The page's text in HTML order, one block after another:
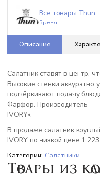
Все товары Thun
Бренд
Описание
Салатник ставят в центр,
Высокие стенки
подчёркивают подачу
Фарфор. Производитель —
IVORY».
В продаже салатник
IVORY по низкой цене 1
Категории: Салатники
Товары из